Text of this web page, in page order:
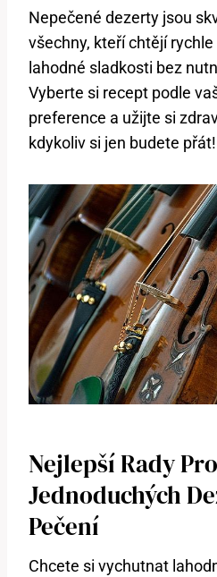
Nepečené dezerty jsou
všechny, kteří chtějí
lahodné sladkosti bez
Vyberte si recept podle
preference a užijte si
kdykoliv si jen budete přát!
Nejlepší Rady
Jednoduchých
Pečení
Chcete si vychutnat